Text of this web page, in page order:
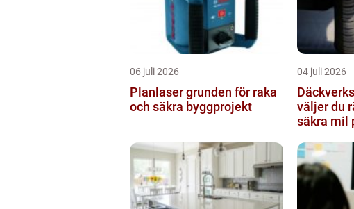
06 juli 2026
Planlaser grunden för raka
och säkra byggprojekt
04 juli 2026
väljer du
säkra mil